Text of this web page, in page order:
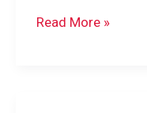
Meja
Read More »